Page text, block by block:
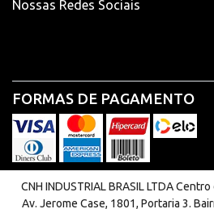
Nossas Redes Sociais
FORMAS DE PAGAMENTO
CNH INDUSTRIAL BRASIL LTDA
Av. Jerome Case, 1801, Portaria 3.